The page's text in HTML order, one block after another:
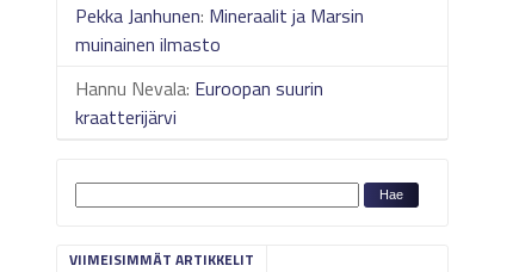
Pekka Janhunen: Mineraalit ja Marsin
muinainen ilmasto
Hannu Nevala: Euroopan suurin
kraatterijärvi
VIIMEISIMMÄT ARTIKKELIT